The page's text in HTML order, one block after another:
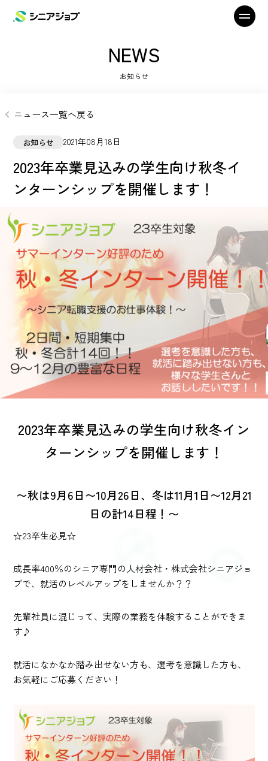
NEWS
お知らせ
ニュース一覧へ戻る
お知らせ 2021年08月18日
2023年卒業見込みの学生向け秋冬イ
ンターンシップを開催します！
2023年卒業見込みの学生向け秋冬イン
ターンシップを開催します！
〜秋は9月6日〜10月26日、冬は11月1日〜12月21
日の計14日程！〜
☆23卒生必見☆
成長率400％のシニア専門の人材会社・株式会社シニアジョ
ブで、就活のレベルアップをしませんか？？
先輩社員に混じって、実際の業務を体験することができま
す♪
就活になかなか踏み出せない方も、選考を意識した方も、
お気軽にご応募ください！